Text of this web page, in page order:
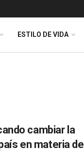
ESTILO DE VIDA
cambiar la
en materia de